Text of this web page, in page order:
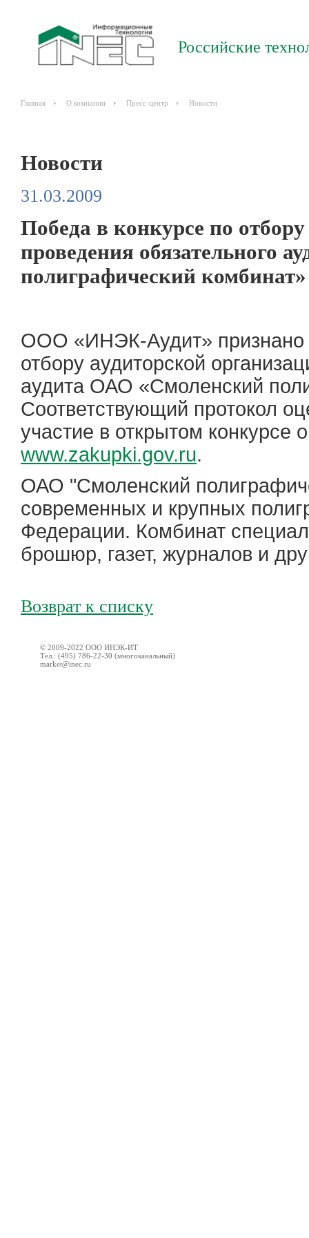
Российские
Главная О компании Пресс-центр Новости
Новости
31.03.2009
Победа в конкурсе по
проведения обязательного
полиграфический комбинат»
ООО «ИНЭК-Аудит» признано
отбору аудиторской
аудита ОАО «Смоленский
Соответствующий протокол
участие в открытом конкурсе
www.zakupki.gov.ru.
ОАО "Смоленский
современных и крупных
Федерации. Комбинат
брошюр, газет, журналов и
Возврат к списку
© 2009-2022 ООО ИНЭК-ИТ
Тел.: (495) 786-22-30 (многоканальный)
market@inec.ru